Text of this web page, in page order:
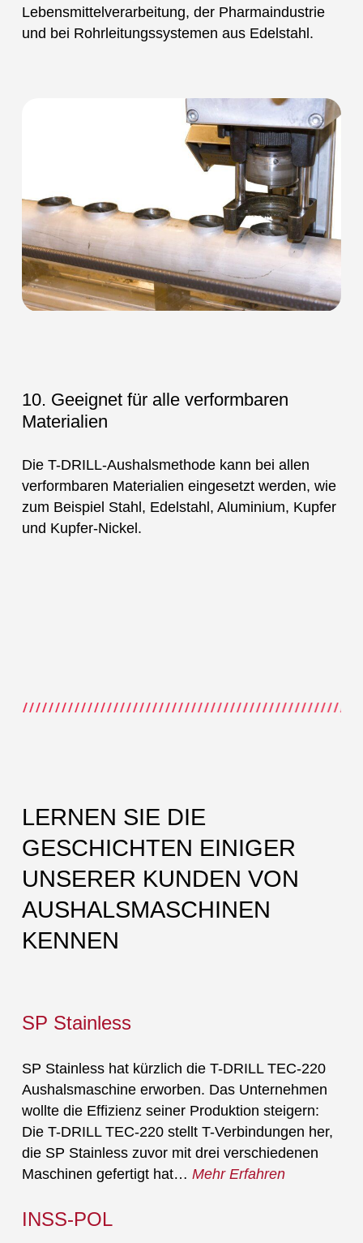
Lebensmittelverarbeitung, der Pharmaindustrie
und bei Rohrleitungssystemen aus Edelstahl.
10. Geeignet für alle verformbaren
Materialien
Die T-DRILL-Aushalsmethode kann bei allen
verformbaren Materialien eingesetzt werden, wie
zum Beispiel Stahl, Edelstahl, Aluminium, Kupfer
und Kupfer-Nickel.
LERNEN SIE DIE
GESCHICHTEN EINIGER
UNSERER KUNDEN VON
AUSHALSMASCHINEN
KENNEN
SP Stainless
SP Stainless hat kürzlich die T-DRILL TEC-220
Aushalsmaschine erworben. Das Unternehmen
wollte die Effizienz seiner Produktion steigern:
Die T-DRILL TEC-220 stellt T-Verbindungen her,
die SP Stainless zuvor mit drei verschiedenen
Maschinen gefertigt hat… Mehr Erfahren
INSS-POL